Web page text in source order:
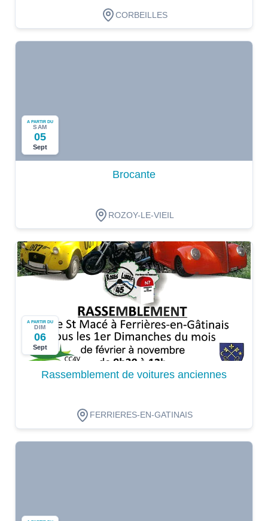
CORBEILLES
A PARTIR DU
SAM
05
Sept
Brocante
ROZOY-LE-VIEIL
A PARTIR DU
DIM
06
Sept
Rassemblement de voitures anciennes
FERRIERES-EN-GATINAIS